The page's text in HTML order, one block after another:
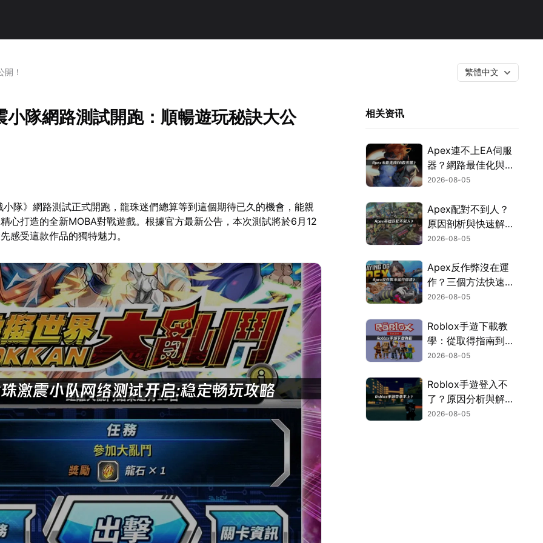
！ 繁體中文
小隊網路測試開跑：順暢遊玩秘訣大公
隊》網路測試正式開跑，龍珠迷們總算等到這個期待已久的機會，能親
心打造的全新MOBA對戰遊戲。根據官方最新公告，本次測試將於6月12
感受這款作品的獨特魅力。
相关资讯
Apex連不上EA伺服
器？網路最佳化與疑
難排解全攻略！
2026-08-05
Apex配對不到人？
原因剖析與快速解決
方式！
2026-08-05
Apex反作弊沒在運
作？三個方法快速解
決！
2026-08-05
Roblox手遊下載教
學：從取得指南到登
入疑難排解！
2026-08-05
Roblox手遊登入不
了？原因分析與解決
方案！
2026-08-05